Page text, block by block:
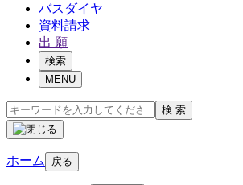
バスダイヤ
資料請求
出 願
検索
MENU
検 索
ホーム 戻る